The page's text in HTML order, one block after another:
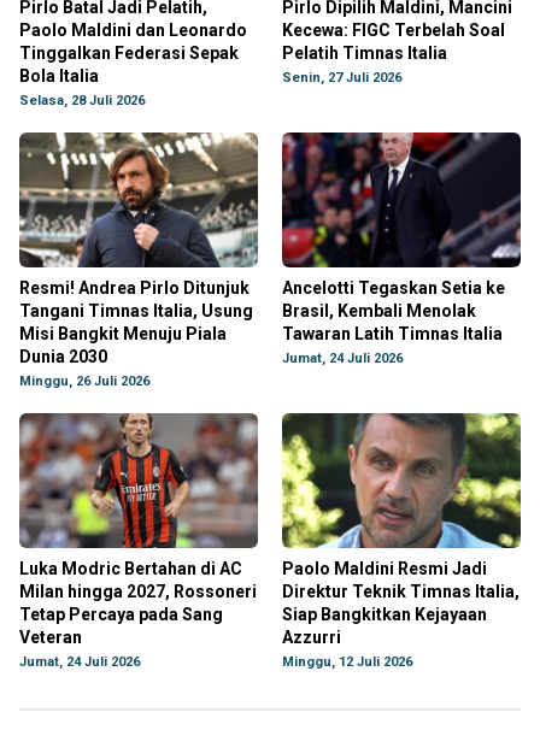
Pirlo Batal Jadi Pelatih,
Paolo Maldini dan Leonardo
Tinggalkan Federasi Sepak
Bola Italia
Selasa, 28 Juli 2026
Pirlo Dipilih Maldini, Mancini
Kecewa: FIGC Terbelah Soal
Pelatih Timnas Italia
Senin, 27 Juli 2026
Resmi! Andrea Pirlo Ditunjuk
Tangani Timnas Italia, Usung
Misi Bangkit Menuju Piala
Dunia 2030
Minggu, 26 Juli 2026
Ancelotti Tegaskan Setia ke
Brasil, Kembali Menolak
Tawaran Latih Timnas Italia
Jumat, 24 Juli 2026
Luka Modric Bertahan di AC
Milan hingga 2027, Rossoneri
Tetap Percaya pada Sang
Veteran
Jumat, 24 Juli 2026
Paolo Maldini Resmi Jadi
Direktur Teknik Timnas Italia,
Siap Bangkitkan Kejayaan
Azzurri
Minggu, 12 Juli 2026